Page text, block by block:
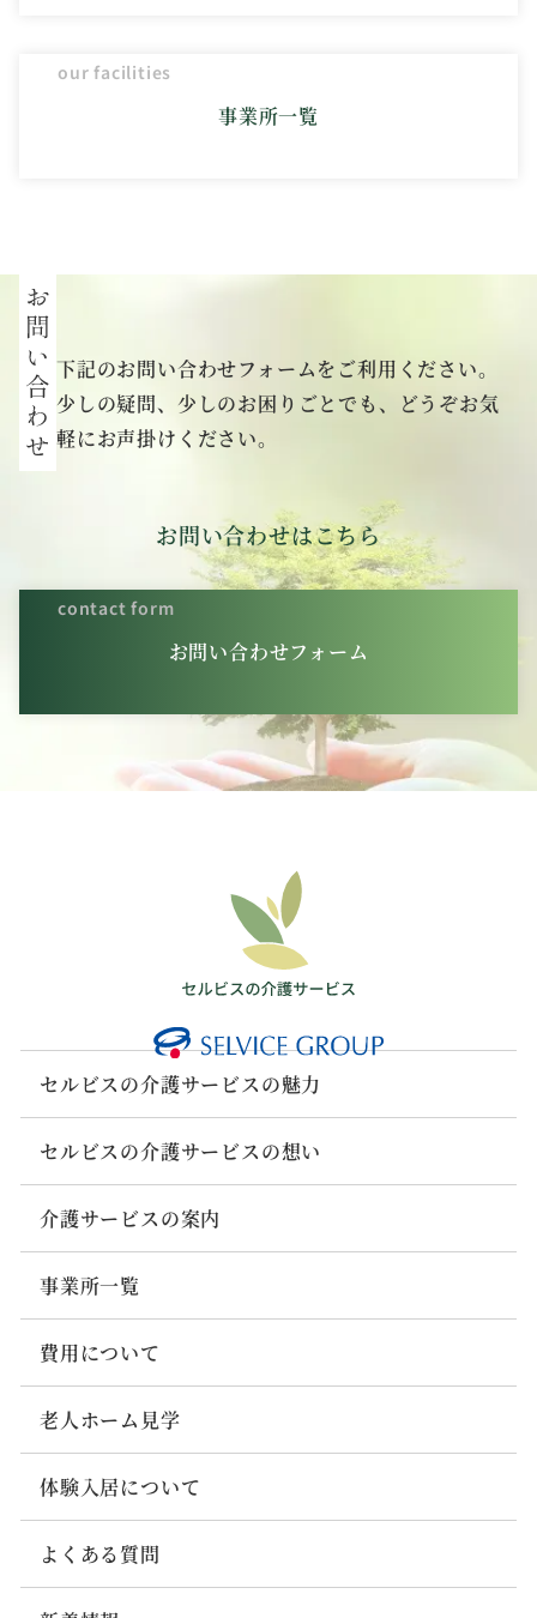
our facilities
事業所一覧
下記のお問い合わせフォームをご利用ください。
少しの疑問、少しのお困りごとでも、どうぞお気
軽にお声掛けください。
お問い合わせはこちら
contact form
お問い合わせフォーム
セルビスの介護サービスの魅力
セルビスの介護サービスの想い
介護サービスの案内
事業所一覧
費用について
老人ホーム見学
体験入居について
よくある質問